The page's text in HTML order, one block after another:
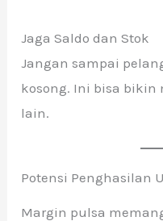
Jaga Saldo dan Stok
Jangan sampai
kosong. Ini bisa bikin
lain.
Potensi Penghasilan
Margin pulsa